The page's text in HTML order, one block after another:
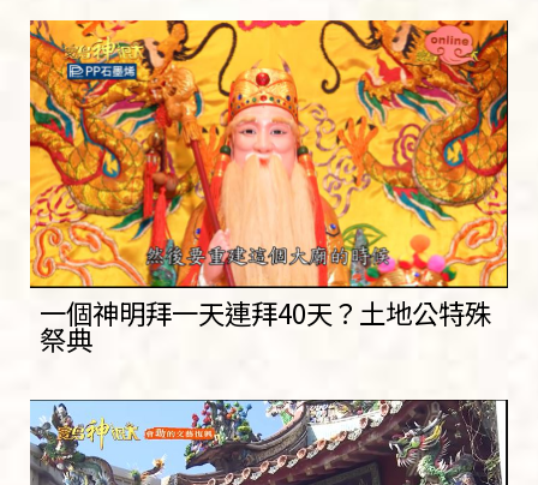
一個神明拜一天連拜40天？土地公特殊
祭典